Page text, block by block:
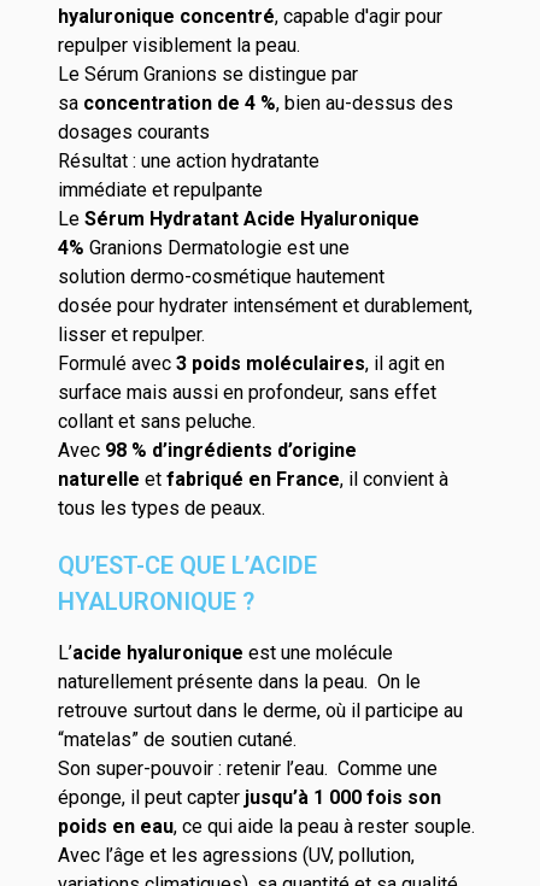
hyaluronique concentré, capable d'agir pour
repulper visiblement la peau.
Le Sérum Granions se distingue par
sa concentration de 4 %, bien au-dessus des
dosages courants
Résultat : une action hydratante
immédiate et repulpante
Le Sérum Hydratant Acide Hyaluronique
4% Granions Dermatologie est une
solution dermo-cosmétique hautement
dosée pour hydrater intensément et durablement,
lisser et repulper.
Formulé avec 3 poids moléculaires, il agit en
surface mais aussi en profondeur, sans effet
collant et sans peluche.
Avec 98 % d’ingrédients d’origine
naturelle et fabriqué en France, il convient à
tous les types de peaux.
QU’EST-CE QUE L’ACIDE
HYALURONIQUE ?
L’acide hyaluronique est une molécule
naturellement présente dans la peau. On le
retrouve surtout dans le derme, où il participe au
“matelas” de soutien cutané.
Son super-pouvoir : retenir l’eau. Comme une
éponge, il peut capter jusqu’à 1 000 fois son
poids en eau, ce qui aide la peau à rester souple.
Avec l’âge et les agressions (UV, pollution,